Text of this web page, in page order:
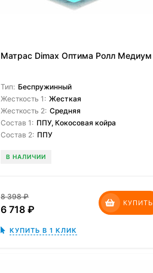
Матрас Dimax Оптима Ролл Медиум
Тип: Беспружинный
Жесткость 1: Жесткая
Жесткость 2: Средняя
Состав 1: ППУ, Кокосовая койра
Состав 2: ППУ
В НАЛИЧИИ
8 398₽
6 718₽
КУПИТЬ
КУПИТЬ В 1 КЛИК